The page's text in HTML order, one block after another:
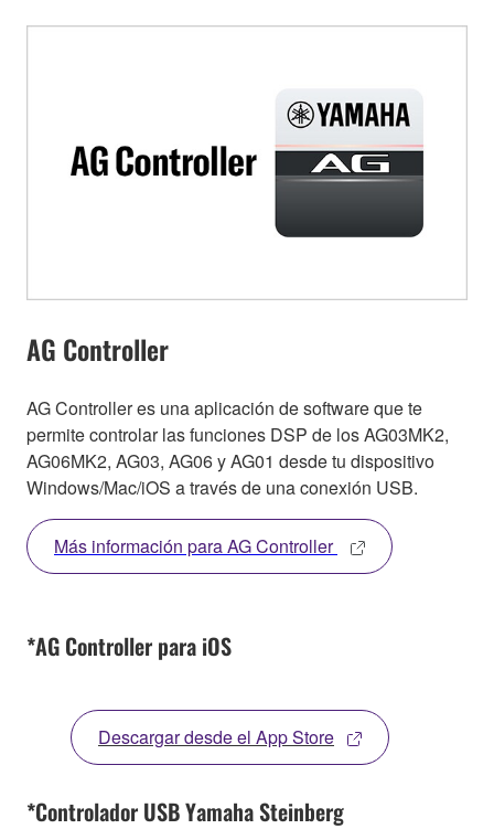
AG Controller
AG Controller es una aplicación de software que te
permite controlar las funciones DSP de los AG03MK2,
AG06MK2, AG03, AG06 y AG01 desde tu dispositivo
Windows/Mac/iOS a través de una conexión USB.
Más información para AG Controller
*AG Controller para iOS
Descargar desde el App Store
*Controlador USB Yamaha Steinberg